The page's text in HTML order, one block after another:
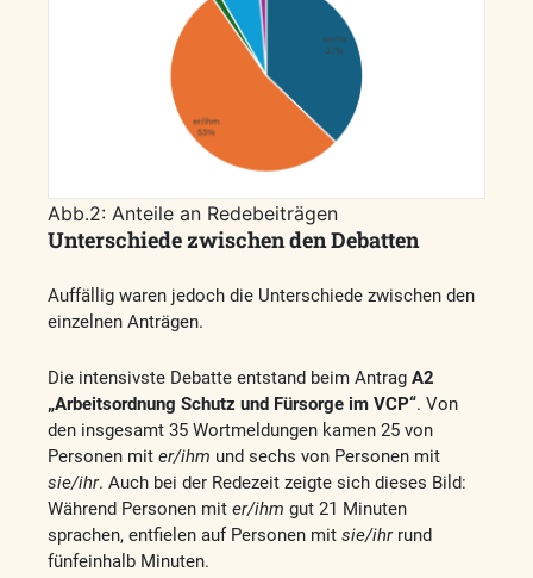
Abb.2: Anteile an Redebeiträgen
Unterschiede zwischen den Debatten
Auffällig waren jedoch die Unterschiede zwischen den
einzelnen Anträgen.
Die intensivste Debatte entstand beim Antrag A2
„Arbeitsordnung Schutz und Fürsorge im VCP“. Von
den insgesamt 35 Wortmeldungen kamen 25 von
Personen mit er/ihm und sechs von Personen mit
sie/ihr. Auch bei der Redezeit zeigte sich dieses Bild:
Während Personen mit er/ihm gut 21 Minuten
sprachen, entfielen auf Personen mit sie/ihrrund
fünfeinhalb Minuten.